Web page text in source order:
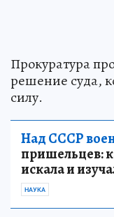
Прокуратура
решение суда,
силу.
Над СССР
пришельцев:
искала и
НАУКА